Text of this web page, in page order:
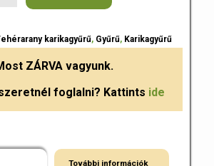
karikagyűrű, Gyűrű, Karikagyűrű
ZÁRVAvagyunk.
foglalni? Kattints ide
További információk